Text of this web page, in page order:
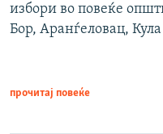
избори во повеќе
Бор, Аранѓеловац,
прочитај повеќе